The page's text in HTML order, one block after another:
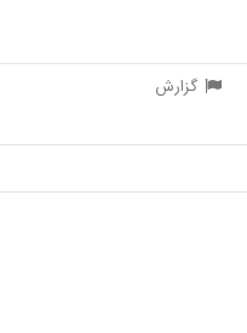
گزارش